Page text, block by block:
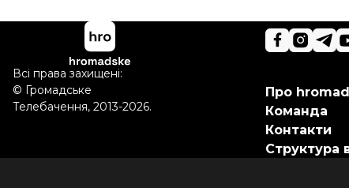
Про
Команда
Контакти
Структура
Всі права захищені:
© Громадське
Телебачення, 2013-2026.